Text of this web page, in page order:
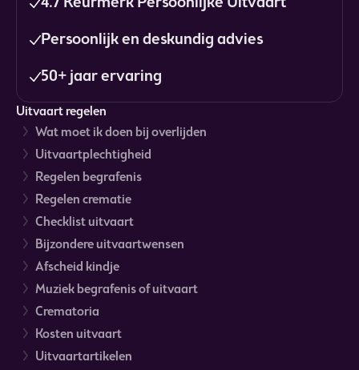
Persoonlijk en deskundig advies
50+ jaar ervaring
Uitvaart regelen
Wat moet ik doen bij overlijden
Uitvaartplechtigheid
Regelen begrafenis
Regelen crematie
Checklist uitvaart
Bijzondere uitvaartwensen
Afscheid kindje
Muziek begrafenis of uitvaart
Crematoria
Kosten uitvaart
Uitvaartartikelen